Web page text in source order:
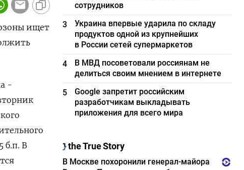
ищет
-
б.п. В
сотрудников
3
Украина впервые ударила по складу
продуктов одной из крупнейших
в России сетей супермаркетов
4
В МВД посоветовали россиянам не
делиться своим мнением в интернете
5
Google запретит российским
разработчикам выкладывать
приложения для всего мира